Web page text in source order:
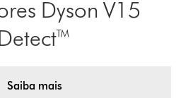
Dyson V15
Saiba mais